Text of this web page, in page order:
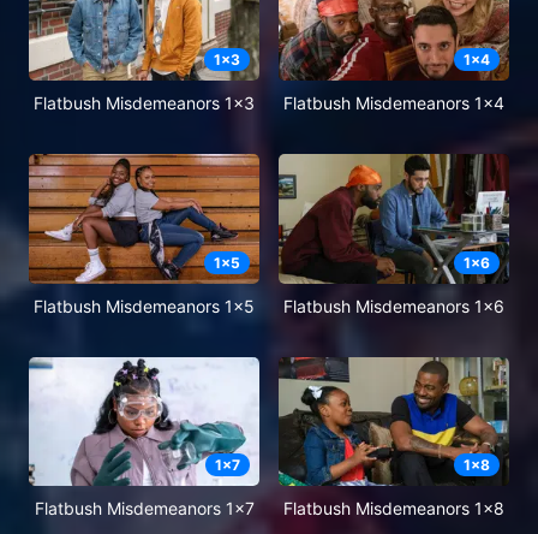
1x3
Flatbush Misdemeanors 1x3
1x4
Flatbush Misdemeanors 1x4
1x5
Flatbush Misdemeanors 1x5
1x6
Flatbush Misdemeanors 1x6
1x7
Flatbush Misdemeanors 1x7
1x8
Flatbush Misdemeanors 1x8